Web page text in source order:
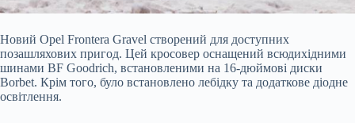
Новий Opel Frontera Gravel створений для доступних
позашляхових пригод. Цей кросовер оснащений всюдихідними
шинами BF Goodrich, встановленими на 16-дюймові диски
Borbet. Крім того, було встановлено лебідку та додаткове діодне
освітлення.